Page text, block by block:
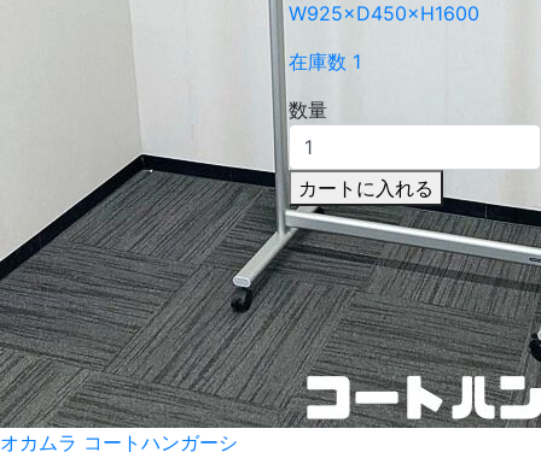
オカムラ コートハンガーシ
W925×D450×H1600
在庫数 1
数量
カートに入れる